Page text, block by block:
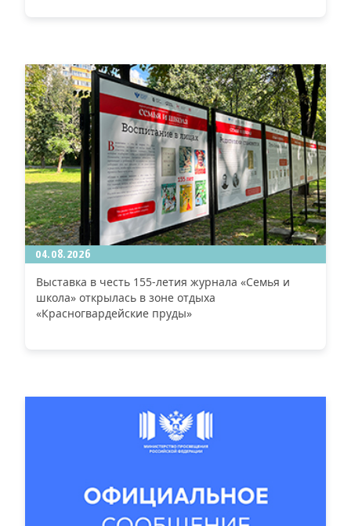
04.08.2026
Выставка в честь 155-летия журнала «Семья и
школа» открылась в зоне отдыха
«Красногвардейские пруды»